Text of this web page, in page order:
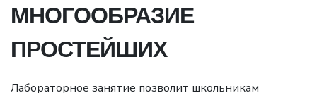
МНОГООБРАЗИЕ
ПРОСТЕЙШИХ
Лабораторное занятие позволит школьникам